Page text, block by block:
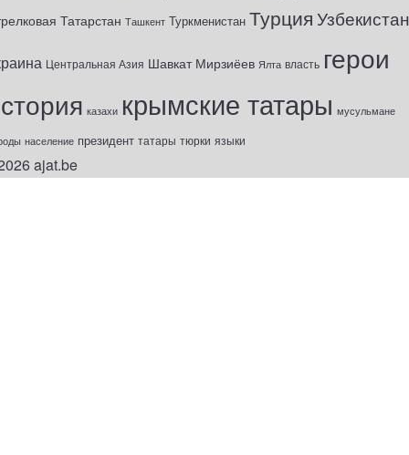
Татарстан Ташкент Туркменистан ТурцияУзбекистан
Центральная Азия Шавкат Мирзиёев Ялта власть герои
казахи крымские татары мусульмане
население президент татары тюрки языки
ajat.be